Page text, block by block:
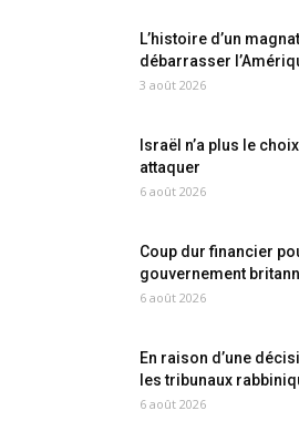
L’histoire d’un
débarrasser
3 août 2026
Israël n’a plus le
attaquer
6 août 2026
Coup dur financier
gouvernement
6 août 2026
En raison d’une
les tribunaux
6 août 2026